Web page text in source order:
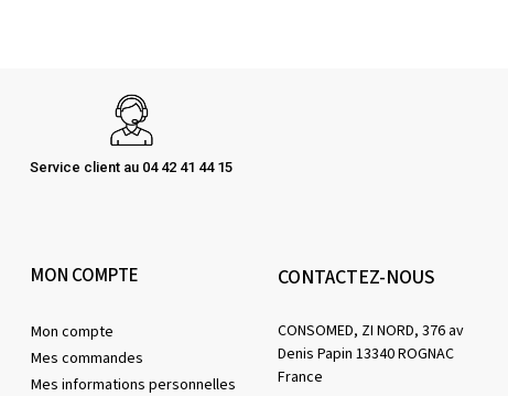
Service client au 04 42 41 44 15
MON COMPTE
Mon compte
Mes commandes
Mes informations personnelles
CONTACTEZ-NOUS
CONSOMED, ZI NORD, 376 av
Denis Papin 13340 ROGNAC
France